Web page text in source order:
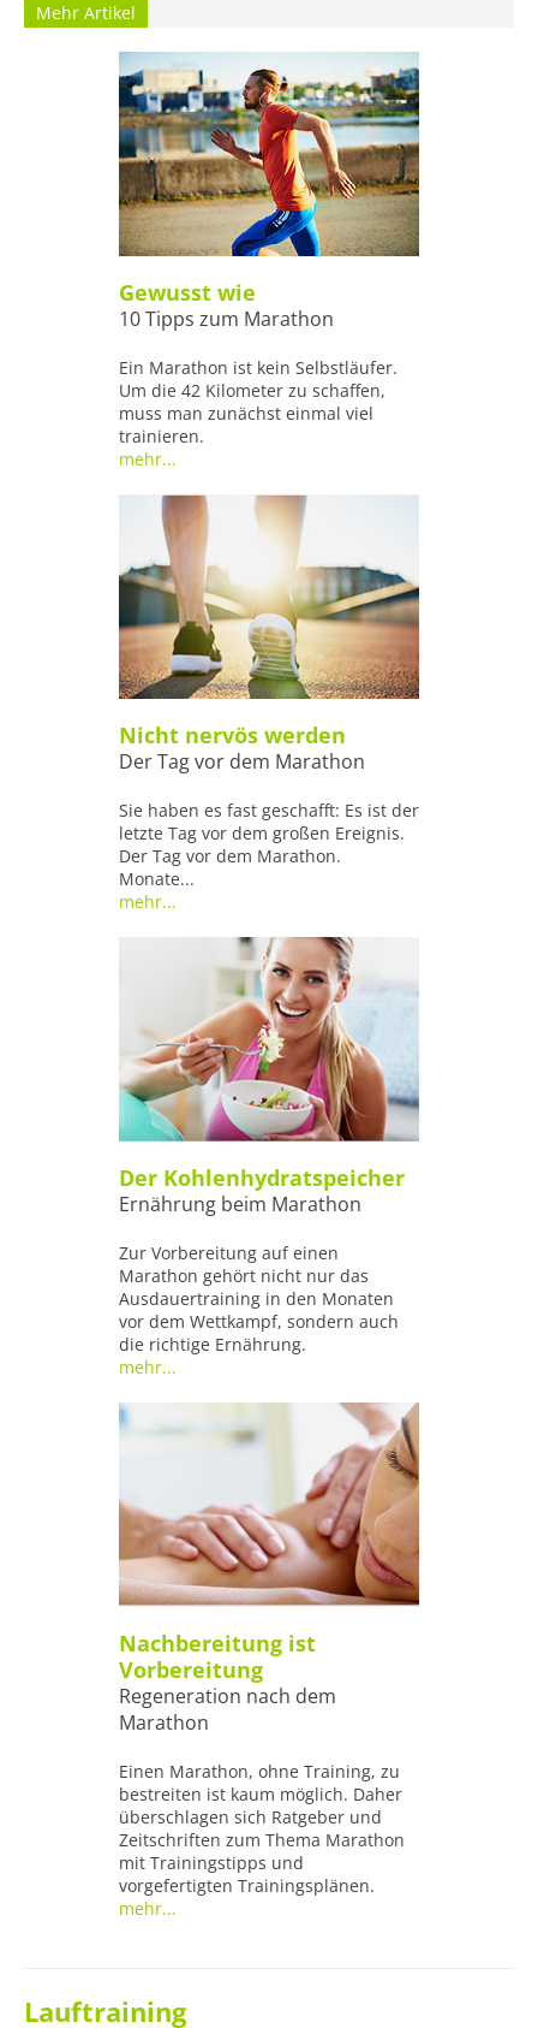
Mehr Artikel
Gewusst wie
10 Tipps zum Marathon
Ein Marathon ist kein Selbstläufer.
Um die 42 Kilometer zu schaffen,
muss man zunächst einmal viel
trainieren.
mehr...
Nicht nervös werden
Der Tag vor dem Marathon
Sie haben es fast geschafft: Es ist der
letzte Tag vor dem großen Ereignis.
Der Tag vor dem Marathon.
Monate...
mehr...
Der Kohlenhydratspeicher
Ernährung beim Marathon
Zur Vorbereitung auf einen
Marathon gehört nicht nur das
Ausdauertraining in den Monaten
vor dem Wettkampf, sondern auch
die richtige Ernährung.
mehr...
Nachbereitung ist
Vorbereitung
Regeneration nach dem
Marathon
Einen Marathon, ohne Training, zu
bestreiten ist kaum möglich. Daher
überschlagen sich Ratgeber und
Zeitschriften zum Thema Marathon
mit Trainingstipps und
vorgefertigten Trainingsplänen.
mehr...
Lauftraining